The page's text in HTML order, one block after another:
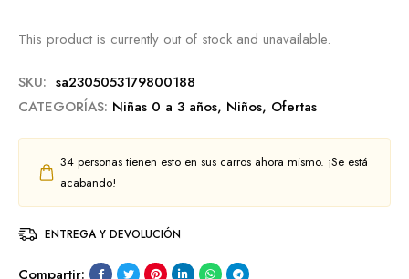
This product is currently out of stock and unavailable.
SKU: sa2305053179800188
CATEGORÍAS: Niñas 0 a 3 años, Niños, Ofertas
34 personas tienen esto en sus carros ahora mismo. ¡Se está
acabando!
ENTREGA Y DEVOLUCIÓN
Compartir: